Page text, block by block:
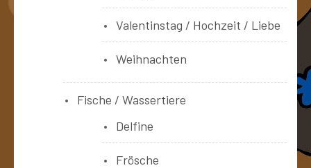
Valentinstag / Hochzeit / Liebe
Weihnachten
Fische / Wassertiere
Delfine
Frösche